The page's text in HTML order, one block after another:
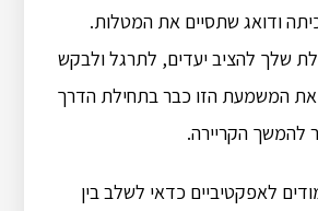
ודואג שתסיים את המטלות.
שלך להציב יעדים, לתרגל ולבקש
המשמעת הזו כבר בתחילת הדרך
להמשך הקריירה.
לאפקטיביים כדאי לשלב בין